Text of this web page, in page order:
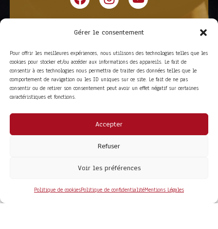
Gérer le consentement
Pour offrir les meilleures expériences, nous utilisons des technologies telles que les
cookies pour stocker et/ou accéder aux informations des appareils. Le fait de
consentir à ces technologies nous permettra de traiter des données telles que le
comportement de navigation ou les ID uniques sur ce site. Le fait de ne pas
consentir ou de retirer son consentement peut avoir un effet négatif sur certaines
caractéristiques et fonctions.
Accepter
Refuser
Voir les préférences
Politique de cookiesPolitique de confidentialitéMentions Légales
Adhérer
Conditions Générales de Vente
Mentions Légales